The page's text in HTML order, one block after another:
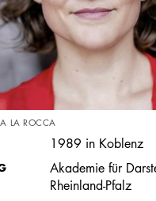
1989 in Koblenz
Akademie für
Rheinland-Pfalz
LA ROCCA